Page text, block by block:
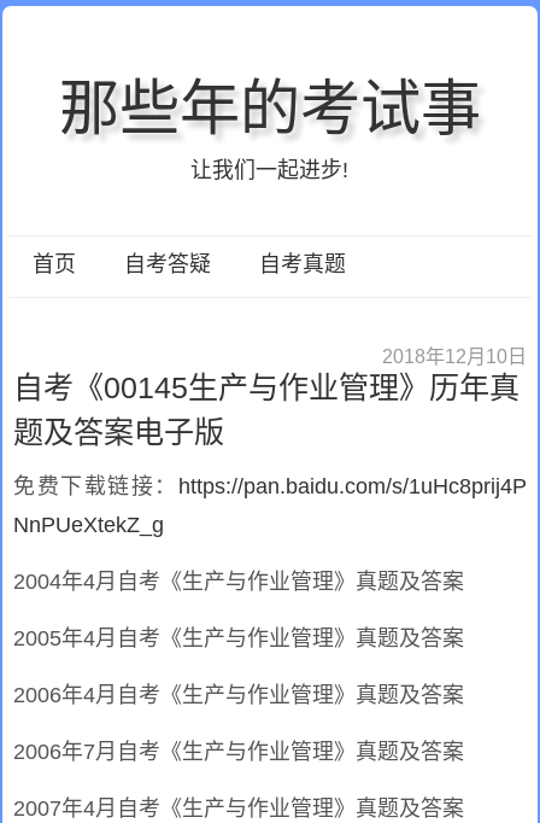
那些年的考试事
让我们一起进步!
首页 自考答疑 自考真题
2018年12月10日
自考《00145生产与作业管理》历年真
题及答案电子版
免费下载链接：
https://pan.baidu.com/s/1uHc8prij4P
NnPUeXtekZ_g
2004年4月自考《生产与作业管理》真题及答案
2005年4月自考《生产与作业管理》真题及答案
2006年4月自考《生产与作业管理》真题及答案
2006年7月自考《生产与作业管理》真题及答案
2007年4月自考《生产与作业管理》真题及答案